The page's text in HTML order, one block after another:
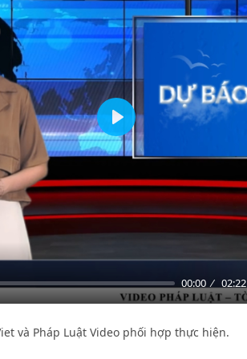
00:00 02:22
Play
và Pháp Luật Video phối hợp thực hiện.